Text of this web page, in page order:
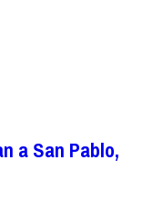
a San Pablo,